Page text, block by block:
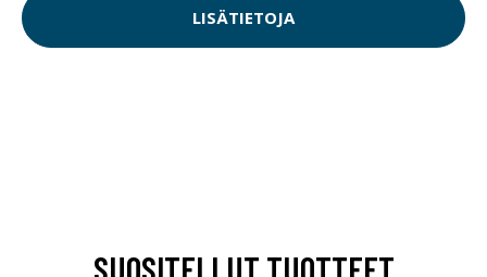
LISÄTIETOJA
SUOSITELLUT TUOTTEET